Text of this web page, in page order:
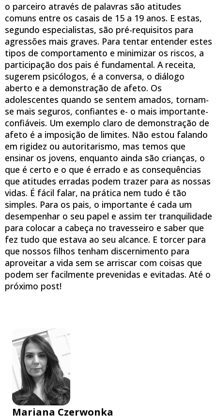
o parceiro através de palavras são atitudes
comuns entre os casais de 15 a 19 anos. E estas,
segundo especialistas, são pré-requisitos para
agressões mais graves. Para tentar entender estes
tipos de comportamento e minimizar os riscos, a
participação dos pais é fundamental. A receita,
sugerem psicólogos, é a conversa, o diálogo
aberto e a demonstração de afeto. Os
adolescentes quando se sentem amados, tornam-
se mais seguros, confiantes e- o mais importante-
confiáveis. Um exemplo claro de demonstração de
afeto é a imposição de limites. Não estou falando
em rigidez ou autoritarismo, mas temos que
ensinar os jovens, enquanto ainda são crianças, o
que é certo e o que é errado e as consequências
que atitudes erradas podem trazer para as nossas
vidas. É fácil falar, na prática nem tudo é tão
simples. Para os pais, o importante é cada um
desempenhar o seu papel e assim ter tranquilidade
para colocar a cabeça no travesseiro e saber que
fez tudo que estava ao seu alcance. E torcer para
que nossos filhos tenham discernimento para
aproveitar a vida sem se arriscar com coisas que
podem ser facilmente prevenidas e evitadas. Até o
próximo post!
Mariana Czerwonka